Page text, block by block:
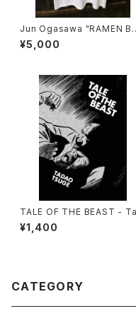
Jun Ogasawa "RAMEN BAR
無垢 MUKU" Tシャツ
¥5,000
TALE OF THE BEAST -
ao Tsuge
¥1,400
CATEGORY